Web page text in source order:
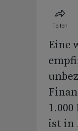
Teilen
Eine
ist in